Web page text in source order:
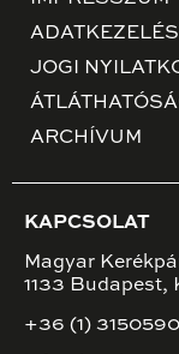
ADATKEZELÉS
JOGI
ARCHÍVUM
KAPCSOLAT
Magyar
1133 Budapest,
+36 (1) 3150590